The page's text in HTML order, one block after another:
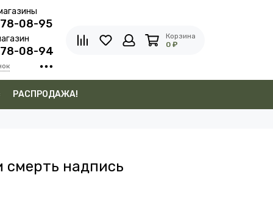
08-95
08-94
Корзина
0 ₽
РАСПРОДАЖА!
смерть надпись